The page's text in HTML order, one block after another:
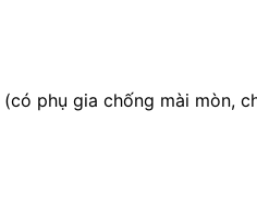
(có phụ gia chống mài mòn,